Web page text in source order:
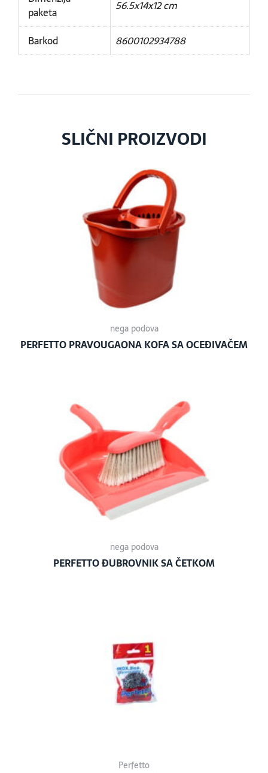
paketa
56.5x14x12 cm
Barkod 8600102934788
SLIČNI PROIZVODI
nega podova
PERFETTO PRAVOUGAONA KOFA SA OCEĐIVAČEM
nega podova
PERFETTO ĐUBROVNIK SA ČETKOM
Perfetto